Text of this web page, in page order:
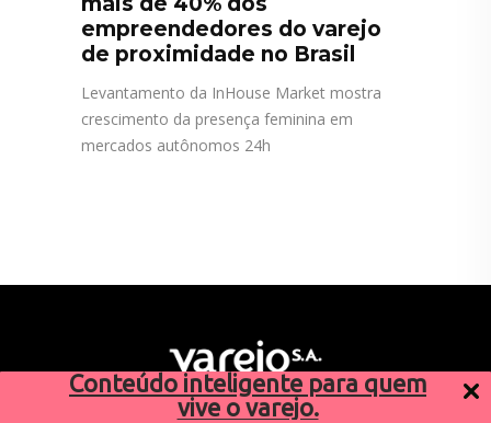
Conteúdo inteligente para quem
vive o varejo.
empreendedores do varejo
de proximidade no Brasil
Levantamento da InHouse Market mostra
crescimento da presença feminina em
mercados autônomos 24h